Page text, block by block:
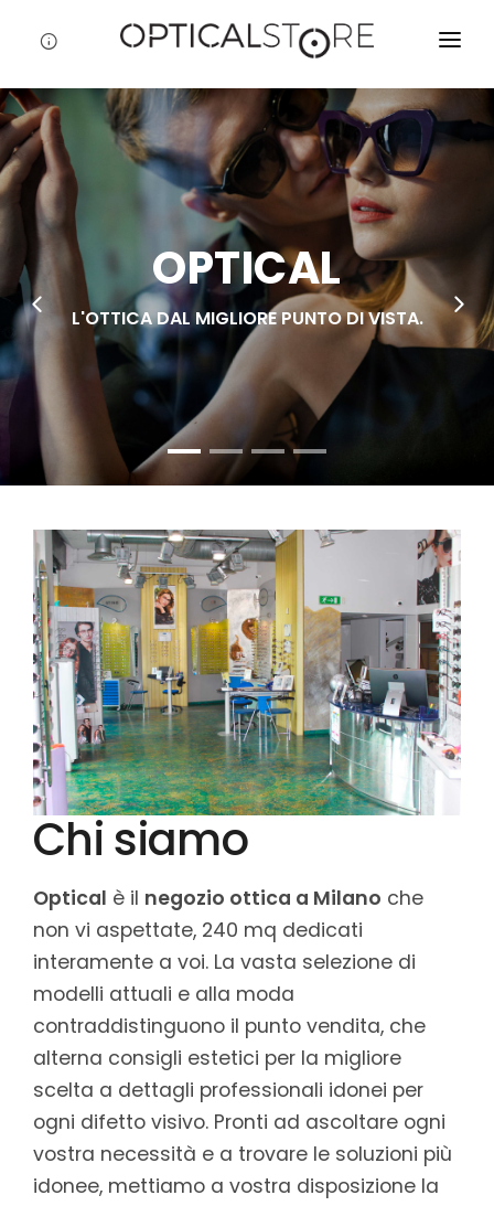
CHI SIAMO
STORE POLICE
PROFESSIONALE
FASHION & BRAND
MARCHI
CONTATTI
OPTICAL
L'OTTICA DAL MIGLIORE PUNTO DI VISTA.
Chi siamo
Optical è il negozio ottica a Milano che
non vi aspettate, 240 mq dedicati
interamente a voi. La vasta selezione di
modelli attuali e alla moda
contraddistinguono il punto vendita, che
alterna consigli estetici per la migliore
scelta a dettagli professionali idonei per
ogni difetto visivo. Pronti ad ascoltare ogni
vostra necessità e a trovare le soluzioni più
idonee, mettiamo a vostra disposizione la